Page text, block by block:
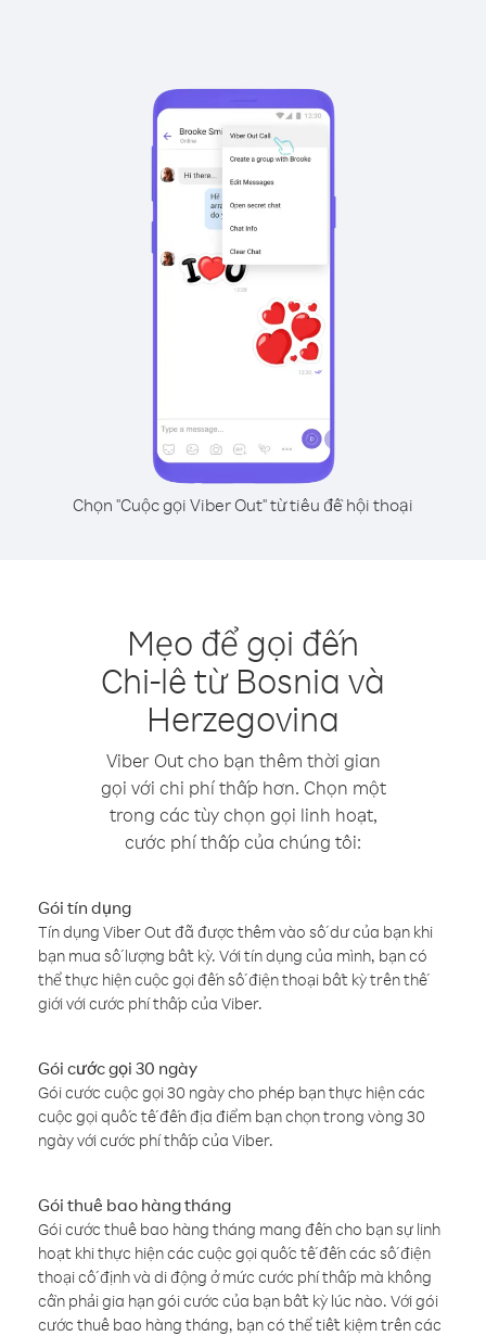
Chọn "Cuộc gọi Viber Out" từ tiêu đề hội thoại
Mẹo để gọi đến
Chi-lê từ Bosnia và
Herzegovina
Viber Out cho bạn thêm thời gian
gọi với chi phí thấp hơn. Chọn một
trong các tùy chọn gọi linh hoạt,
cước phí thấp của chúng tôi:
Gói tín dụng
Tín dụng Viber Out đã được thêm vào số dư của bạn khi
bạn mua số lượng bất kỳ. Với tín dụng của mình, bạn có
thể thực hiện cuộc gọi đến số điện thoại bất kỳ trên thế
giới với cước phí thấp của Viber.
Gói cước gọi 30 ngày
Gói cước cuộc gọi 30 ngày cho phép bạn thực hiện các
cuộc gọi quốc tế đến địa điểm bạn chọn trong vòng 30
ngày với cước phí thấp của Viber.
Gói thuê bao hàng tháng
Gói cước thuê bao hàng tháng mang đến cho bạn sự linh
hoạt khi thực hiện các cuộc gọi quốc tế đến các số điện
thoại cố định và di động ở mức cước phí thấp mà không
cần phải gia hạn gói cước của bạn bất kỳ lúc nào. Với gói
cước thuê bao hàng tháng, bạn có thể tiết kiệm trên các